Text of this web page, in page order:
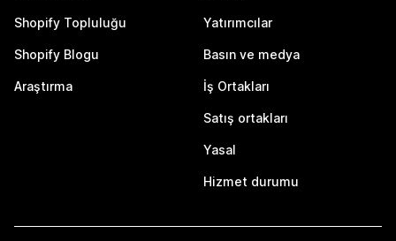
Shopify Topluluğu
Shopify Blogu
Araştırma
Yatırımcılar
Basın ve medya
İş Ortakları
Satış ortakları
Yasal
Hizmet durumu